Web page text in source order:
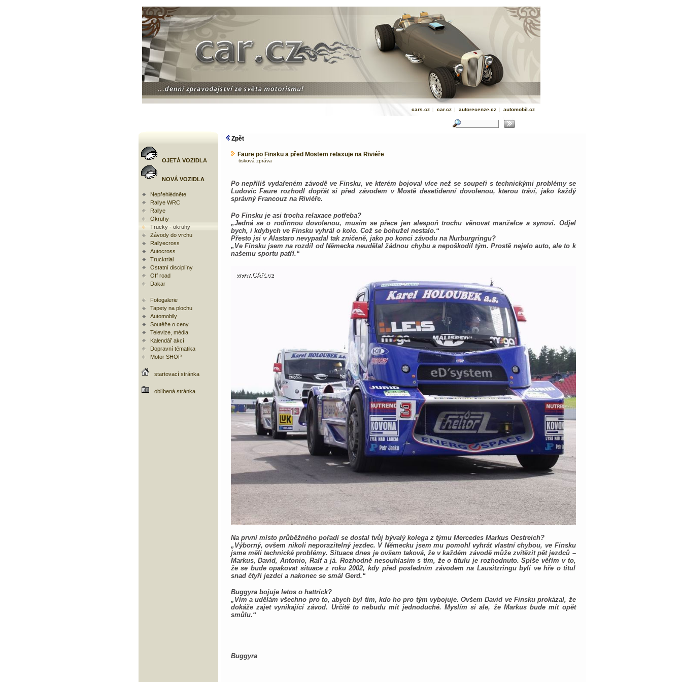
cars.cz | car.cz | autorecenze.cz | automobil.cz
OJETÁ VOZIDLA
NOVÁ VOZIDLA
Nepřehlédněte
Rallye WRC
Rallye
Okruhy
Trucky - okruhy
Závody do vrchu
Rallyecross
Autocross
Trucktrial
Ostatní disciplíny
Off road
Dakar
Fotogalerie
Tapety na plochu
Automobily
Soutěže o ceny
Televize, média
Kalendář akcí
Dopravní tématika
Motor SHOP
startovací stránka
oblíbená stránka
Zpět
Faure po Finsku a před Mostem relaxuje na Riviéře
tisková zpráva
Po nepříliš vydařeném závodě ve Finsku, ve kterém bojoval více než se soupeři s technickými problémy se
Ludovic Faure rozhodl dopřát si před závodem v Mostě desetidenní dovolenou, kterou tráví, jako každý
správný Francouz na Riviéře.
Po Finsku je asi trocha relaxace potřeba?
„Jedná se o rodinnou dovolenou, musím se přece jen alespoň trochu věnovat manželce a synovi. Odjel
bych, i kdybych ve Finsku vyhrál o kolo. Což se bohužel nestalo.“
Přesto jsi v Alastaro nevypadal tak zničeně, jako po konci závodu na Nurburgringu?
„Ve Finsku jsem na rozdíl od Německa neudělal žádnou chybu a nepoškodil tým. Prostě nejelo auto, ale to k
našemu sportu patří.“
Na první místo průběžného pořadí se dostal tvůj bývalý kolega z týmu Mercedes Markus Oestreich?
„Výborný, ovšem nikoli neporazitelný jezdec. V Německu jsem mu pomohl vyhrát vlastní chybou, ve Finsku
jsme měli technické problémy. Situace dnes je ovšem taková, že v každém závodě může zvítězit pět jezdců –
Markus, David, Antonio, Ralf a já. Rozhodně nesouhlasím s tím, že o titulu je rozhodnuto. Spíše věřím v to,
že se bude opakovat situace z roku 2002, kdy před posledním závodem na Lausitzringu byli ve hře o titul
snad čtyři jezdci a nakonec se smál Gerd.“
Buggyra bojuje letos o hattrick?
„Vím a udělám všechno pro to, abych byl tím, kdo ho pro tým vybojuje. Ovšem David ve Finsku prokázal, že
dokáže zajet vynikající závod. Určitě to nebudu mít jednoduché. Myslím si ale, že Markus bude mít opět
smůlu.“
Buggyra